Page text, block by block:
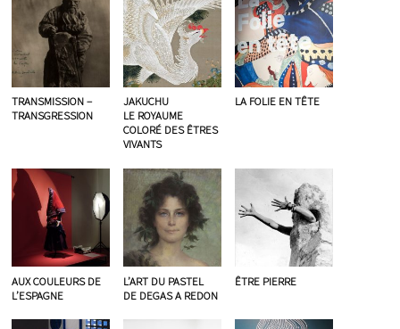
TRANSMISSION –
TRANSGRESSION
JAKUCHU
LE ROYAUME
COLORÉ DES ÊTRES
VIVANTS
LA FOLIE EN TÊTE
AUX COULEURS DE
L’ESPAGNE
L’ART DU PASTEL
DE DEGAS A REDON
ÊTRE PIERRE